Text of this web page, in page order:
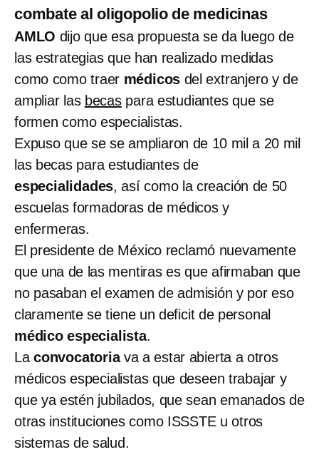
combate al oligopolio de medicinas
AMLO dijo que esa propuesta se da luego de
las estrategias que han realizado medidas
como como traer médicos del extranjero y de
ampliar las becaspara estudiantes que se
formen como especialistas.
Expuso que se se ampliaron de 10 mil a 20 mil
las becas para estudiantes de
especialidades, así como la creación de 50
escuelas formadoras de médicos y
enfermeras.
El presidente de México reclamó nuevamente
que una de las mentiras es que afirmaban que
no pasaban el examen de admisión y por eso
claramente se tiene un deficit de personal
médico especialista.
Laconvocatoriava a estar abierta a otros
médicos especialistas que deseen trabajar y
que ya estén jubilados, que sean emanados de
otras instituciones como ISSSTE u otros
sistemas de salud.